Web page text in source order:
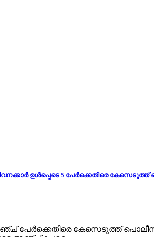
ഉൾപ്പെടെ 5 പേർക്കെതിരെ
അഞ്ച് പേർക്കെതിരെ കേസെടുത്ത്